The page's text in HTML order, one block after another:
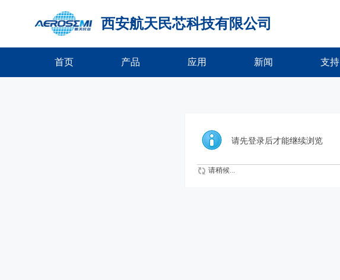
西安航天民芯科技有限公司
首页 产品 应用 新闻 支持
请先登录后才能继续浏览
请稍候...